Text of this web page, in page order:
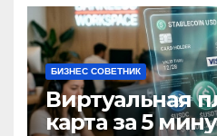
БИЗНЕС СОВЕТНИК
Виртуальная
карта за 5